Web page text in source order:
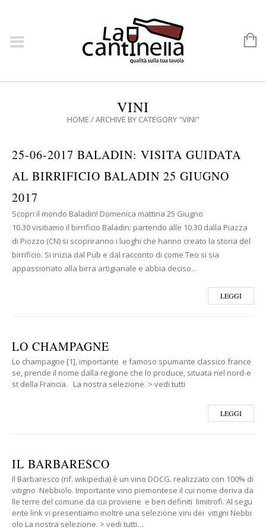
VINI
HOME /ARCHIVE BY CATEGORY "VINI"
25-06-2017 BALADIN: VISITA GUIDATA
AL BIRRIFICIO BALADIN 25 GIUGNO
2017
Scopri il mondo Baladin! Domenica mattina 25 Giugno
10.30 visitiamo il birrificio Baladin: partendo alle 10.30 dalla Piazza
di Piozzo (CN) si scopriranno i luoghi che hanno creato la storia del
birrificio. Si inizia dal Pub e dal racconto di come Teo si sia
appassionato alla birra artigianale e abbia deciso...
LEGGI
LO CHAMPAGNE
Lo champagne [1], importante e famoso spumante classico france
se, prende il nome dalla regione che lo produce, situata nel nord-e
st della Francia. La nostra selezione. > vedi tutti
LEGGI
IL BARBARESCO
Il Barbaresco (rif. wikipedia) è un vino DOCG. realizzato con 100% di
vitigno Nebbiolo. Importante vino piemontese il cui nome deriva da
lle terre del comune da cui proviene e ben definiti limitrofi. Al segu
ente link vi presentiamo inoltre una selezione vini dei vitigni Nebbi
olo La nostra selezione. > vedi tutti…